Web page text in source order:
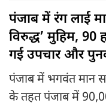
पंजाब में रंग लाई
विरुद्ध’ मुहिम,
गई उपचार और
पंजाब में भगवंत मान
के तहत पंजाब में